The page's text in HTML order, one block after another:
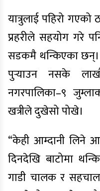
यात्रुलाई पहिरो गएको
प्रहरीले सहयोग गरे
सडकमै थन्किएका छन्।
पुर्‍याउन नसके
नगरपालिका–९
खत्रीले दुखेसो पोखे।
“केही आम्दानी लिने
दिनदेखि बाटोमा
गाडी चालक र